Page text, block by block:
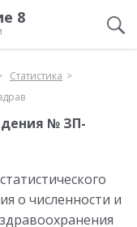
8
Статистика
№ ЗП-
о численности и